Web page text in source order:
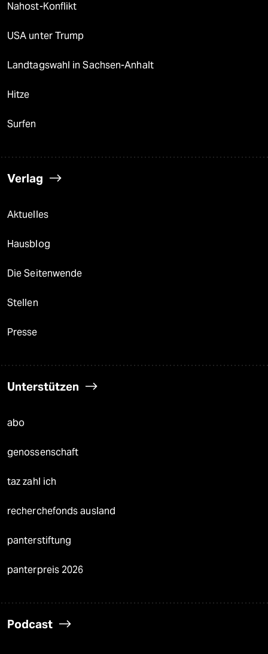
Nahost-Konflikt
USA unter Trump
Landtagswahl in Sachsen-Anhalt
Hitze
Surfen
Verlag
Aktuelles
Hausblog
Die Seitenwende
Stellen
Presse
Unterstützen
abo
genossenschaft
taz zahl ich
recherchefonds ausland
panterstiftung
panterpreis 2026
Podcast